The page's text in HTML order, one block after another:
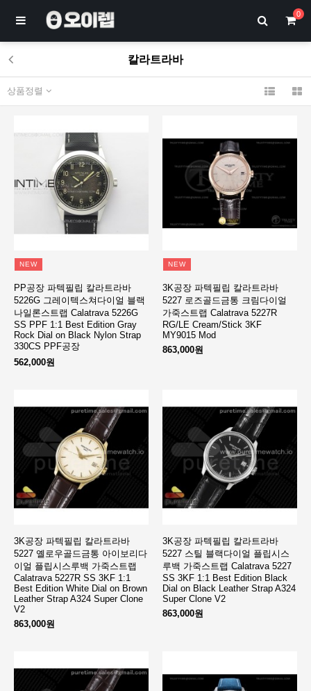
0
칼라트라바
상품정렬
NEW
PP공장 파텍필립 칼라트라바
5226G 그레이텍스쳐다이얼 블랙
나일론스트랩 Calatrava 5226G
SS PPF 1:1 Best Edition Gray
Rock Dial on Black Nylon Strap
330CS PPF공장
562,000원
NEW
3K공장 파텍필립 칼라트라바
5227 로즈골드금통 크림다이얼
가죽스트랩 Calatrava 5227R
RG/LE Cream/Stick 3KF
MY9015 Mod
863,000원
3K공장 파텍필립 칼라트라바
5227 옐로우골드금통 아이보리다
이얼 플립시스루백 가죽스트랩
Calatrava 5227R SS 3KF 1:1
Best Edition White Dial on Brown
Leather Strap A324 Super Clone
V2
863,000원
3K공장 파텍필립 칼라트라바
5227 스틸 블랙다이얼 플립시스
루백 가죽스트랩 Calatrava 5227
SS 3KF 1:1 Best Edition Black
Dial on Black Leather Strap A324
Super Clone V2
863,000원